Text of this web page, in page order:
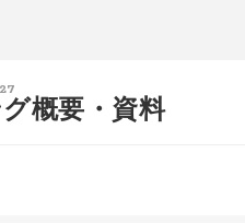
概要・資料